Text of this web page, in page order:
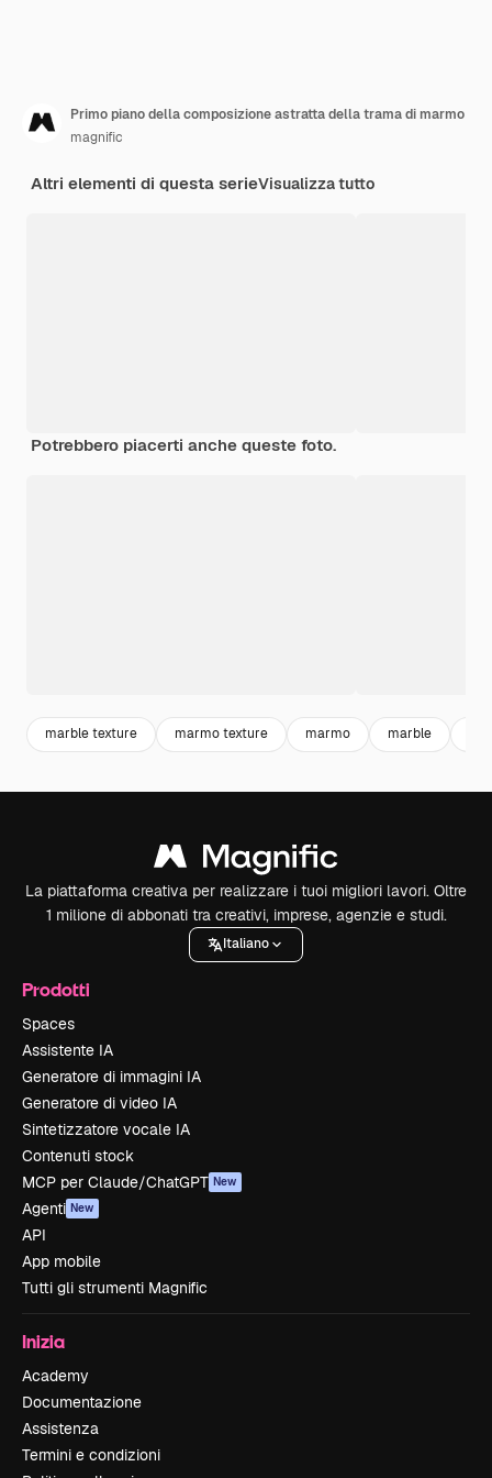
Primo piano della composizione astratta della trama di marmo
magnific
Altri elementi di questa serieVisualizza tutto
Potrebbero piacerti anche queste foto.
marble texture marmo texture marmo marble
La piattaforma creativa per realizzare i tuoi migliori lavori. Oltre
1 milione di abbonati tra creativi, imprese, agenzie e studi.
Italiano
Prodotti
Spaces
Assistente IA
Generatore di immagini IA
Generatore di video IA
Sintetizzatore vocale IA
Contenuti stock
MCP per Claude/ChatGPT New
Agenti New
API
App mobile
Tutti gli strumenti Magnific
Inizia
Academy
Documentazione
Assistenza
Termini e condizioni